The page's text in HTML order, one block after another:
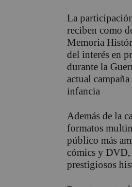
La
reciben como
Memoria
del interés en
durante la
actual
infancia
Además de la
formatos
público más
cómics y DVD,
prestigiosos